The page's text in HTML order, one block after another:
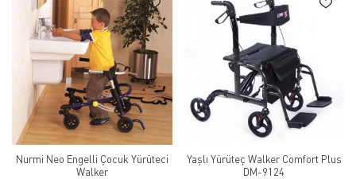
Nurmi Neo Engelli Çocuk Yürüteci
Walker
Yaşlı Yürüteç Walker Comfort Plus
DM-9124